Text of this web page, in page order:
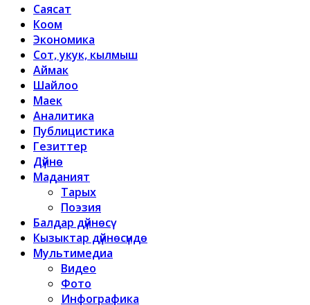
Саясат
Коом
Экономика
Сот, укук, кылмыш
Аймак
Шайлоо
Маек
Аналитика
Публицистика
Гезиттер
Дүйнө
Маданият
Тарых
Поэзия
Балдар дүйнөсү
Кызыктар дүйнөсүндө
Мультимедиа
Видео
Фото
Инфографика